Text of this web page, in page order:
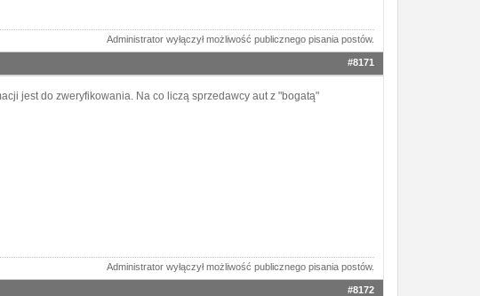
Administrator wyłączył możliwość publicznego pisania postów.
#8171
jest do zweryfikowania. Na co liczą sprzedawcy aut z "bogatą"
Administrator wyłączył możliwość publicznego pisania postów.
#8172